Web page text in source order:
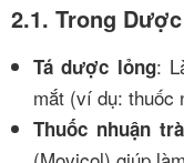
2.1. Trong
Tá dược lỏng:
mắt (ví dụ: thuốc
Thuốc nhuận